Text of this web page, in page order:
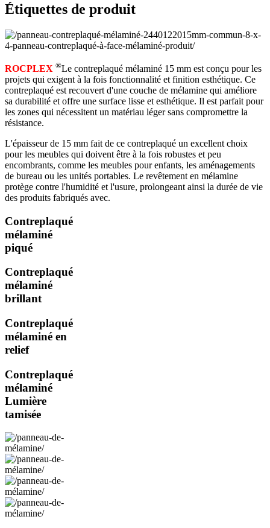
Étiquettes de produit
ROCPLEX ®Le contreplaqué mélaminé 15 mm est conçu pour les
projets qui exigent à la fois fonctionnalité et finition esthétique. Ce
contreplaqué est recouvert d'une couche de mélamine qui améliore
sa durabilité et offre une surface lisse et esthétique. Il est parfait pour
les zones qui nécessitent un matériau léger sans compromettre la
résistance.
L'épaisseur de 15 mm fait de ce contreplaqué un excellent choix
pour les meubles qui doivent être à la fois robustes et peu
encombrants, comme les meubles pour enfants, les aménagements
de bureau ou les unités portables. Le revêtement en mélamine
protège contre l'humidité et l'usure, prolongeant ainsi la durée de vie
des produits fabriqués avec.
Contreplaqué
mélaminé
piqué
Contreplaqué
mélaminé
brillant
Contreplaqué
mélaminé en
relief
Contreplaqué
mélaminé
Lumière
tamisée